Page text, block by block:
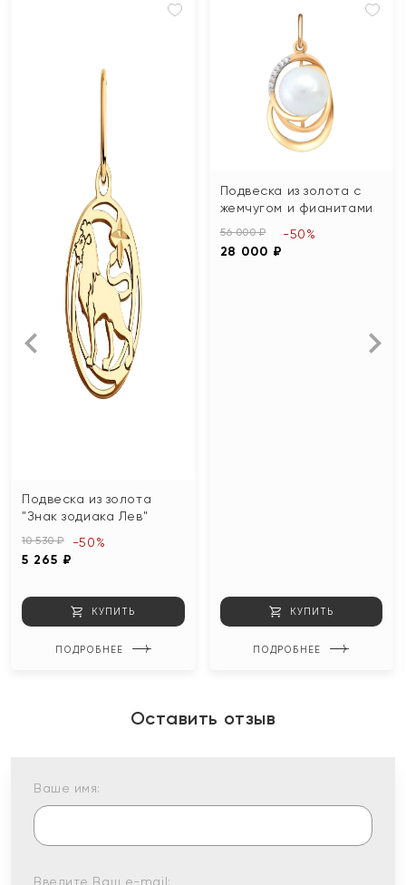
Подвеска из золота
"Знак зодиака Лев"
10 530 ₽
5 265 ₽
-50%
КУПИТЬ
ПОДРОБНЕЕ
Подвеска из золота с
жемчугом и фианитами
56 000 ₽
28 000 ₽
-50%
КУПИТЬ
ПОДРОБНЕЕ
Оставить отзыв
Ваше имя:
Введите Ваш e-mail: